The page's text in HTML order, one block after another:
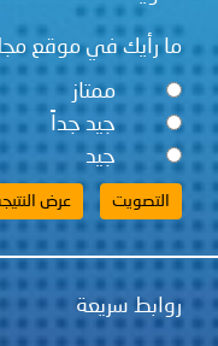
ما رأيك في موقع
ممتاز
جيد جداً
جيد
روابط سريعة